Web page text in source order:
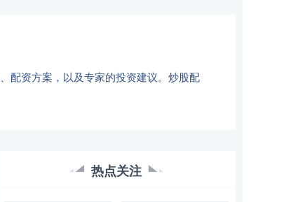
配资方案，以及专家的投资建议。炒股配
热点关注